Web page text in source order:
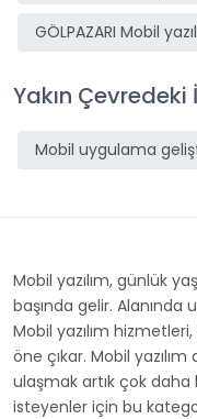
GÖLPAZARI Mobil
Yakın Çevredeki
Mobil uygulama
Mobil yazılım, günlük
başında gelir.
Mobil yazılım
öne çıkar. Mobil
ulaşmak artık çok
isteyenler için bu